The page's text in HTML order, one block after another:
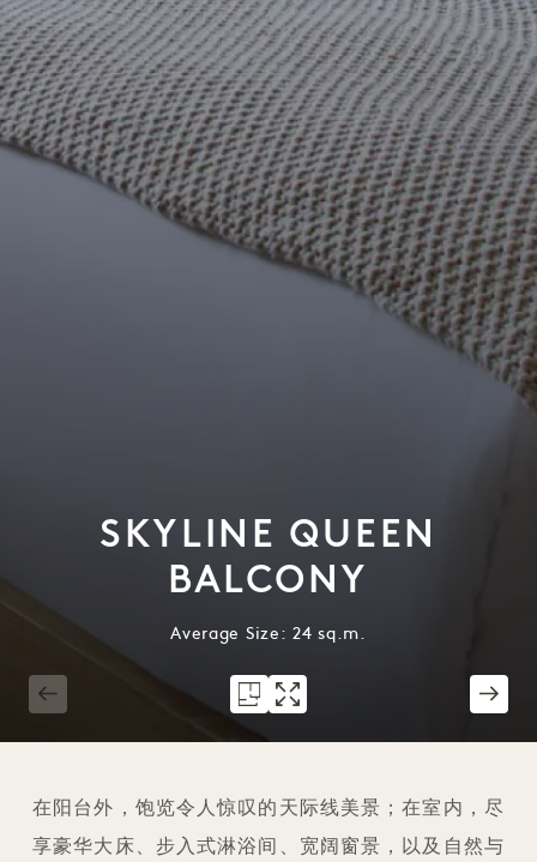
SKYLINE QUEEN
BALCONY
Average Size: 24 sq.m.
在阳台外，饱览令人惊叹的天际线美景；在室内，尽
享豪华大床、步入式淋浴间、宽阔窗景，以及自然与